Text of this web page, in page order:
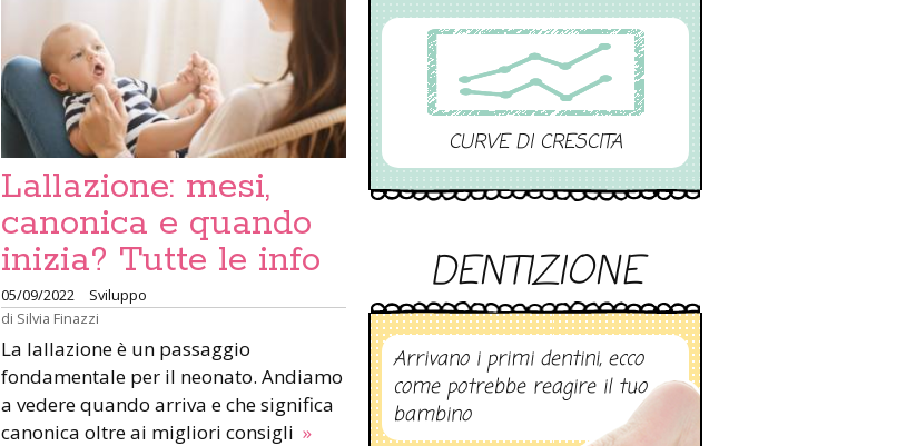
Lallazione: mesi,
canonica e quando
inizia? Tutte le info
05/09/2022
Sviluppo
di Silvia Finazzi
La lallazione è un passaggio
fondamentale per il neonato. Andiamo
a vedere quando arriva e che significa
canonica oltre ai migliori consigli »
CURVE DI CRESCITA
DENTIZIONE
Arrivano i primi dentini, ecco
come potrebbe reagire il tuo
bambino